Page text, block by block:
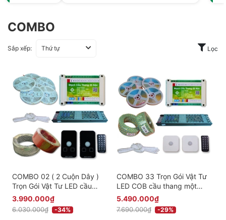
COMBO
Sắp xếp: Thứ tự Lọc
COMBO 02 ( 2 Cuộn Dây )
Trọn Gói Vật Tư LED cầu
thang một màu thông minh
giá rẻ - Phiên bản Cảm Biến
Âm
3.990.000₫
6.030.000₫ -34%
COMBO 33 Trọn Gói Vật Tư
LED COB cầu thang một
màu thông minh giá rẻ -
Phiên bản Cảm Biến Nổi
5.490.000₫
7.690.000₫ -29%